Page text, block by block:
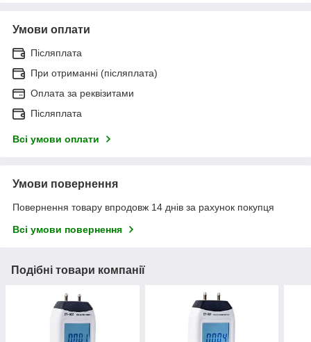
Умови оплати
Післяплата
При отриманні (післяплата)
Оплата за реквізитами
Післяплата
Всі умови оплати
Умови повернення
Повернення товару впродовж 14 днів за рахунок покупця
Всі умови повернення
Подібні товари компанії